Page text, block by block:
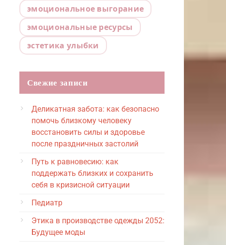
эмоциональное выгорание
эмоциональные ресурсы
эстетика улыбки
Свежие записи
Деликатная забота: как безопасно
помочь близкому человеку
восстановить силы и здоровье
после праздничных застолий
Путь к равновесию: как
поддержать близких и сохранить
себя в кризисной ситуации
Педиатр
Этика в производстве одежды 2052:
Будущее моды